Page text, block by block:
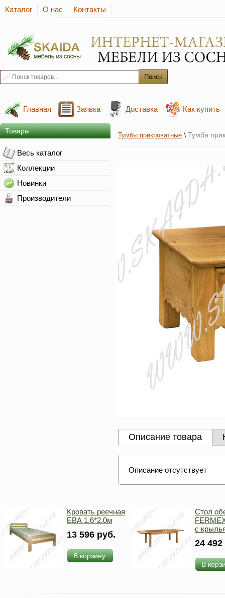
Каталог О нас Контакты
Главная Заявка Доставка Как купить
Товары
Весь каталог
Коллекции
Новинки
Производители
Тумбы прикроватные \ Тумба
Описание товара
Описание отсутствует
Кровать реечная
ЕВА 1.6*2.0м
13 596 руб.
В корзину
Стол
с
24
В